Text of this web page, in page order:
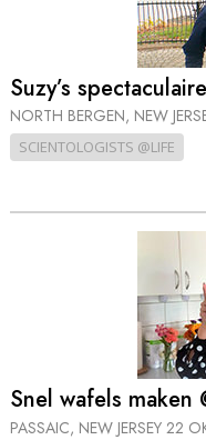
Suzy’s
NORTH BERGEN, NEW
SCIENTOLOGISTS @LIFE
Snel wafels maken
PASSAIC, NEW JERSEY 22